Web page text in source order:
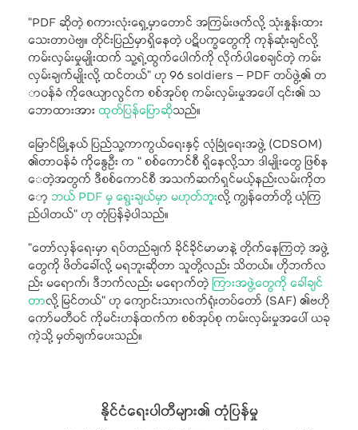
“PDF ဆိုတဲ့ စကားလုံးရှေ့မှာတောင် အကြမ်းဖက်လို့ သုံးနှုန်းထား
သေးတာပဲဗျ။ တိုင်းပြည်မှာရှိနေတဲ့ ပဋိပက္ခတွေကို ကုန်ဆုံးချင်လို့
ကမ်းလှမ်းမှုမျိုးထက် သူ့ရဲ့ထွက်ပေါက်ကို လိုက်ပါစေချင်တဲ့ ကမ်း
လှမ်းချက်မျိုးလို့ ထင်တယ်” ဟု 96 soldiers – PDF တပ်ဖွဲ့၏ တ
ာဝန်ခံ ကိုဇေယျာလွင်က စစ်အုပ်စု ကမ်းလှမ်းမှုအပေါ် ၎င်း၏ သ
ဘောထားအား ထုတ်ပြန်ပြောဆိုသည်။
မြောင်မြို့နယ် ပြည်သူ့ကာကွယ်ရေးနှင့် လုံခြုံရေးအဖွဲ့ (CDSOM)
၏တာဝန်ခံ ကိုနွေဦး က “ စစ်ကောင်စီ ရှိနေလို့သာ ဒါမျိုးတွေ ဖြစ်န
ေတဲ့အတွက် ဒီစစ်ကောင်စီ အသက်ဆက်ရှင်မယ့်နည်းလမ်းကိုတ
ော့ ဘယ် PDF မှ ရွေးချယ်မှာ မဟုတ်ဘူးလို့ ကျွန်တော်တို့ ယုံကြ
ည်ပါတယ်” ဟု တုံပြန်ခဲ့ပါသည်။
“တော်လှန်ရေးမှာ ရပ်တည်ချက် ခိုင်ခိုင်မာမာနဲ့ တိုက်နေကြတဲ့ အဖွဲ့
တွေကို ဖိတ်ခေါ်လို့ မရဘူးဆိုတာ သူတို့လည်း သိတယ်။ ဟိုဘက်လ
ည်း မရောက်၊ ဒီဘက်လည်း မရောက်တဲ့ ကြားအဖွဲ့တွေကို ခေါ်ချင်
တာလို့ မြင်တယ်” ဟု ကျောင်းသားလက်ရုံးတပ်တော် (SAF) ၏ဗဟို
ကော်မတီဝင် ကိုမင်းဟန်ထက်က စစ်အုပ်စု ကမ်းလှမ်းမှုအပေါ် ယခု
ကဲ့သို့ မှတ်ချက်ပေးသည်။
နိုင်ငံရေးပါတီများ၏ တုံပြန်မှု